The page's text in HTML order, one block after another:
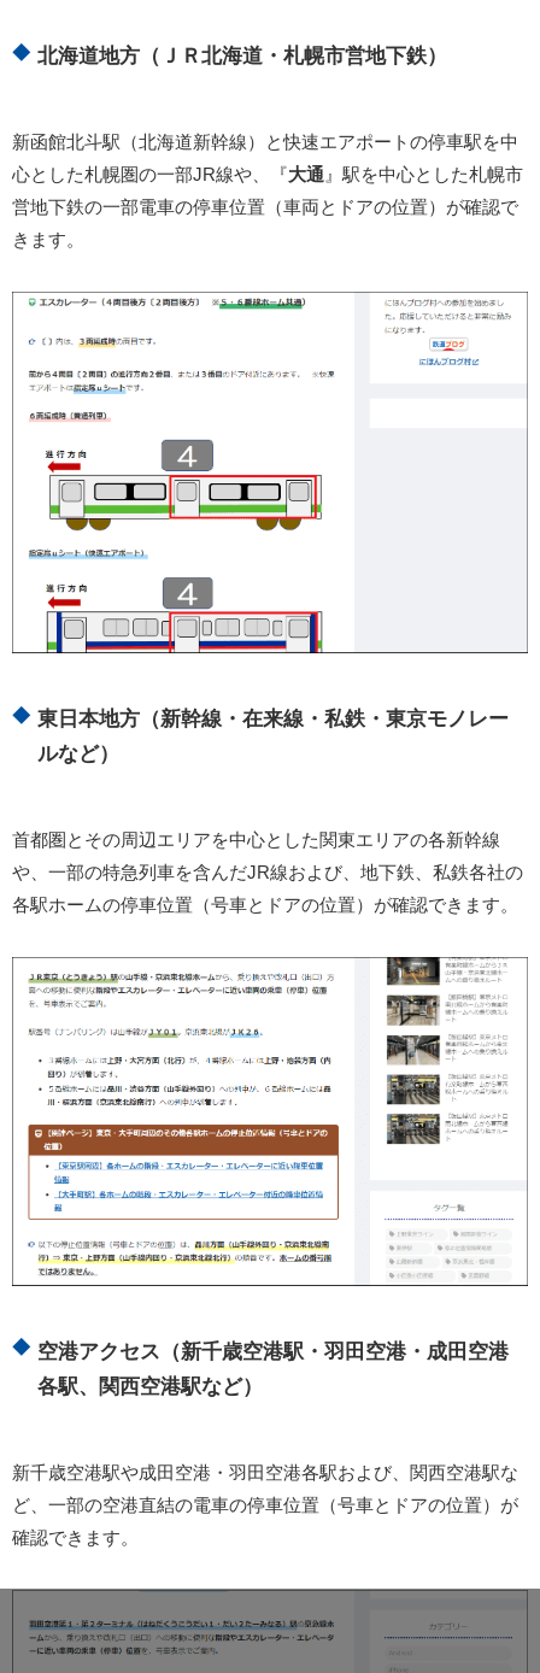
北海道地方（ＪＲ北海道・札幌市営地下鉄）
新函館北斗駅（北海道新幹線）と快速エアポートの停車駅を中
心とした札幌圏の一部JR線や、『大通 』駅を中心とした札幌市
営地下鉄の一部電車の停車位置（車両とドアの位置）が確認で
きます。
東日本地方（新幹線・在来線・私鉄・東京モノレー
ルなど）
首都圏とその周辺エリアを中心とした関東エリアの各新幹線
や、一部の特急列車を含んだJR線および、地下鉄、私鉄各社の
各駅ホームの停車位置（号車とドアの位置）が確認できます。
空港アクセス（新千歳空港駅・羽田空港・成田空港
各駅、関西空港駅など）
新千歳空港駅や成田空港・羽田空港各駅および、関西空港駅な
ど、一部の空港直結の電車の停車位置（号車とドアの位置）が
確認できます。